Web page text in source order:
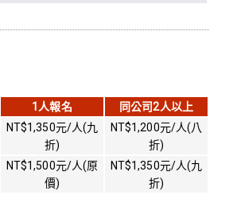
1人報名 同公司2人以上
NT$1,350元/人(九
折)
NT$1,200元/人(八
折)
NT$1,500元/人(原
價)
NT$1,350元/人(九
折)